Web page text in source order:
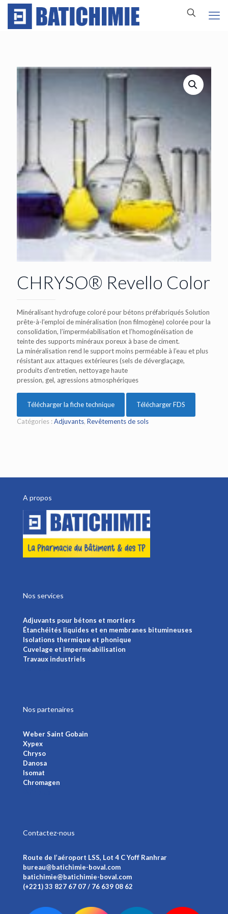
CHRYSO® Revello Color
Minéralisant hydrofuge coloré pour bétons préfabriqués Solution
prête-à-l’emploi de minéralisation (non filmogène) colorée pour la
consolidation, l’imperméabilisation et l’homogénéisation de
teinte des supports minéraux poreux à base de ciment.
La minéralisation rend le support moins perméable à l’eau et plus
résistant aux attaques extérieures (sels de déverglaçage,
produits d’entretien, nettoyage haute
pression, gel, agressions atmosphériques
Télécharger la fiche technique Télécharger FDS
Catégories :Adjuvants, Revêtements de sols
A propos
Nos services
Adjuvants pour bétons et mortiers
Étanchéités liquides et en membranes bitumineuses
Isolations thermique et phonique
Cuvelage et imperméabilisation
Travaux industriels
Nos partenaires
Weber Saint Gobain
Xypex
Chryso
Danosa
Isomat
Chromagen
Contactez-nous
Route de l’aéroport LSS, Lot 4 C Yoff Ranhrar
bureau@batichimie-boval.com
batichimie@batichimie-boval.com
(+221) 33 827 67 07 / 76 639 08 62